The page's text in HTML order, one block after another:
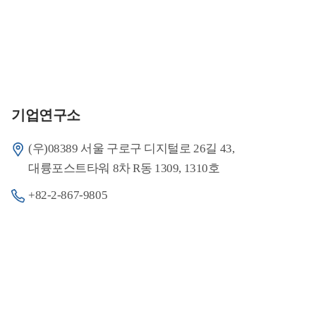
기업연구소
(우)08389 서울 구로구 디지털로 26길 43,
대륭포스트타워 8차 R동 1309, 1310호
+82-2-867-9805